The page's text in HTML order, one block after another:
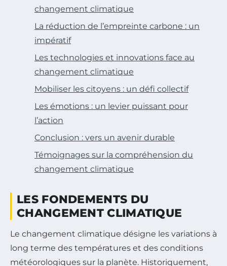
changement climatique
La réduction de l’empreinte carbone : un
impératif
Les technologies et innovations face au
changement climatique
Mobiliser les citoyens : un défi collectif
Les émotions : un levier puissant pour
l’action
Conclusion : vers un avenir durable
Témoignages sur la compréhension du
changement climatique
LES FONDEMENTS DU
CHANGEMENT CLIMATIQUE
Le changement climatique désigne les variations à
long terme des températures et des conditions
météorologiques sur la planète. Historiquement,